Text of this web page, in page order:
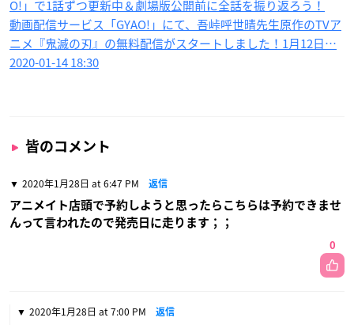
O!」で1話ずつ更新中＆劇場版公開前に全話を振り返ろう！
動画配信サービス「GYAO!」にて、吾峠呼世晴先生原作のTVア
ニメ『鬼滅の刃』の無料配信がスタートしました！1月12日…
2020-01-14 18:30
皆のコメント
2020年1月28日 at 6:47 PM 返信
アニメイト店頭で予約しようと思ったらこちらは予約できませ
んって言われたので発売日に走ります；；
0
2020年1月28日 at 7:00 PM 返信